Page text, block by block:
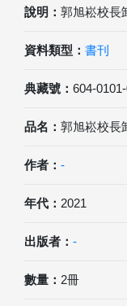
說明： 郭旭崧校長
資料類型： 書刊
典藏號： 604-
品名： 郭旭崧校長
作者： -
年代： 2021
出版者： -
數量： 2冊